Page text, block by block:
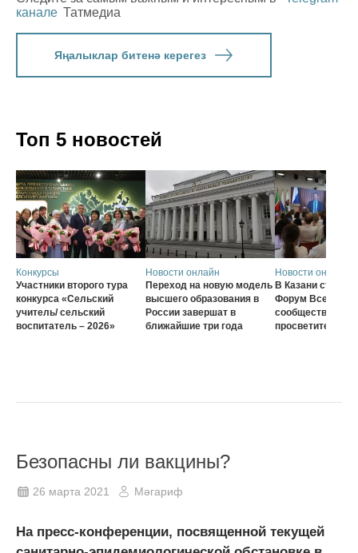
канале Татмедиа
Яңалыклар битенә керегез
Топ 5 новостей
Конкурсы
Участники второго тура
конкурса «Сельский
учитель/ сельский
воспитатель – 2026»
Новости онлайн
Переход на новую модель
высшего образования в
России завершат в
ближайшие три года
Новости онлайн
В Казани
Форум
сообщества
просветителей
Безопасны ли вакцины?
26 марта 2021 Мәгариф
На пресс-конференции, посвященной текущей